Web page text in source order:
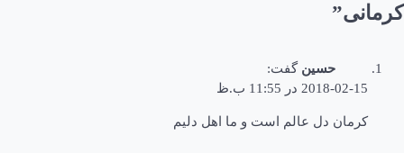
کرمانی”
حسین گفت:
2018-02-15 در 11:55 ب.ظ
کرمان دل عالم است و ما اهل دلیم